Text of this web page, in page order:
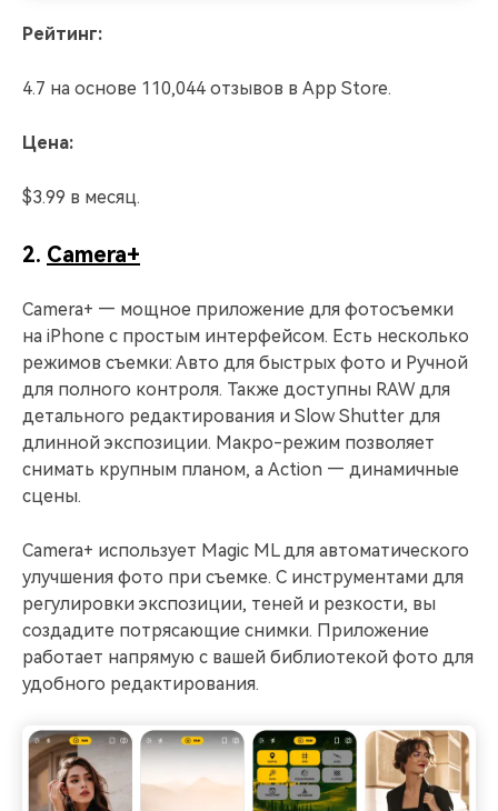
Рейтинг:
4.7 на основе 110,044 отзывов в App Store.
Цена:
$3.99 в месяц.
2. Camera+
Camera+ — мощное приложение для фотосъемки
на iPhone с простым интерфейсом. Есть несколько
режимов съемки: Авто для быстрых фото и Ручной
для полного контроля. Также доступны RAW для
детального редактирования и Slow Shutter для
длинной экспозиции. Макро-режим позволяет
снимать крупным планом, а Action — динамичные
сцены.
Camera+ использует Magic ML для автоматического
улучшения фото при съемке. С инструментами для
регулировки экспозиции, теней и резкости, вы
создадите потрясающие снимки. Приложение
работает напрямую с вашей библиотекой фото для
удобного редактирования.